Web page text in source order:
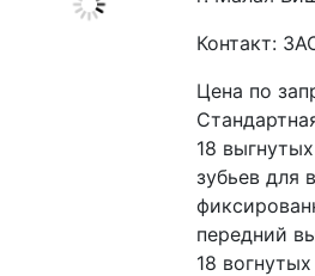
Контакт:
Цена по
18
зубьев для
передний
18